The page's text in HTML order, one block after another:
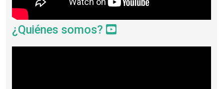
¿Quiénes somos?